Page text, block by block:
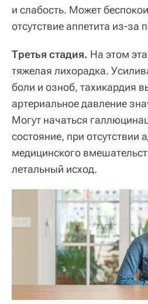
и слабость. Может
отсутствие аппетита из-за
Третья стадия. На этом
тяжелая лихорадка.
боли и озноб, тахикардия
артериальное давление
Могут начаться
состояние, при отсутствии
медицинского
летальный исход.